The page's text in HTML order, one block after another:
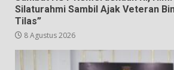
Silaturahmi Sambil Ajak Veteran
Tilas”
8 Agustus 2026